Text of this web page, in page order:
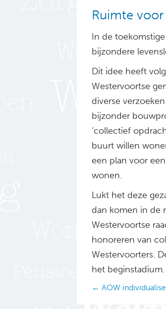
Ruimte
In de
bijzondere
Dit idee heeft
Westervoortse
diverse
bijzonder
‘collectief
buurt willen
een plan voor
wonen.
Lukt het deze
dan komen in de
Westervoortse
honoreren van
Westervoorters.
het beginstadium.
Posts
← AOW